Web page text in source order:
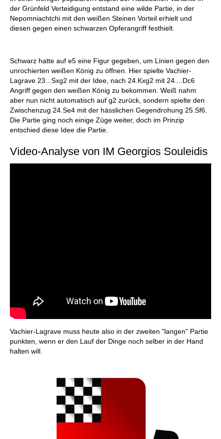
der Grünfeld Verteidigung entstand eine wilde Partie, in der
Nepomniachtchi mit den weißen Steinen Vorteil erhielt und
diesen gegen einen schwarzen Opferangriff festhielt.
Schwarz hatte auf e5 eine Figur gegeben, um Linien gegen den
unrochierten weißen König zu öffnen. Hier spielte Vachier-
Lagrave 23...Sxg2 mit der Idee, nach 24.Kxg2 mit 24....Dc6
Angriff gegen den weißen König zu bekommen. Weiß nahm
aber nun nicht automatisch auf g2 zurück, sondern spielte den
Zwischenzug 24.Se4 mit der hässlichen Gegendrohung 25.Sf6.
Die Partie ging noch einige Züge weiter, doch im Prinzip
entschied diese Idee die Partie.
Video-Analyse von IM Georgios Souleidis
Vachier-Lagrave muss heute also in der zweiten "langen" Partie
punkten, wenn er den Lauf der Dinge noch selber in der Hand
halten will.